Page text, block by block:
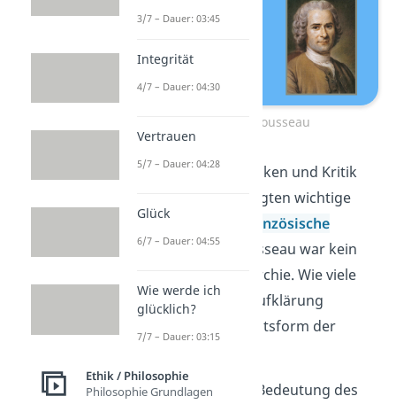
Jean-Jacques Rousseau
Seine modernen Gedanken und Kritik
am autoritären Staat legten wichtige
Grundsteine für die
Französische
Revolution. Denn Rousseau war kein
Befürworter der Monarchie. Wie viele
andere Vertreter der Aufklärung
unterstützte er die Staatsform der
Er betonte ebenso die Bedeutung des
3/7 – Dauer: 03:45
Integrität
4/7 – Dauer: 04:30
Vertrauen
5/7 – Dauer: 04:28
Glück
6/7 – Dauer: 04:55
Wie werde ich
glücklich?
7/7 – Dauer: 03:15
Ethik / Philosophie
Philosophie Grundlagen